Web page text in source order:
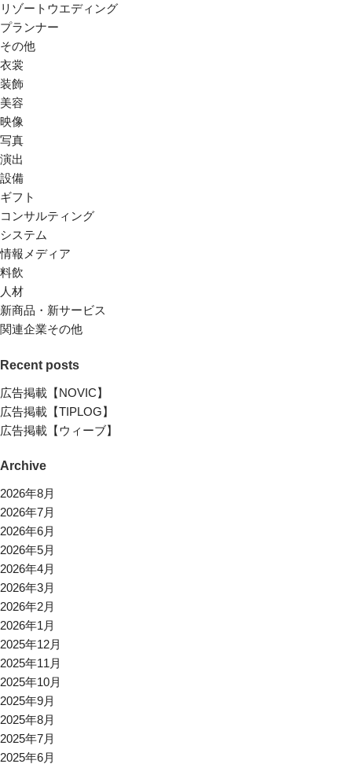
リゾートウエディング
プランナー
その他
衣裳
装飾
美容
映像
写真
演出
設備
ギフト
コンサルティング
システム
情報メディア
料飲
人材
新商品・新サービス
関連企業その他
Recent posts
広告掲載【NOVIC】
広告掲載【TIPLOG】
広告掲載【ウィーブ】
Archive
2026年8月
2026年7月
2026年6月
2026年5月
2026年4月
2026年3月
2026年2月
2026年1月
2025年12月
2025年11月
2025年10月
2025年9月
2025年8月
2025年7月
2025年6月